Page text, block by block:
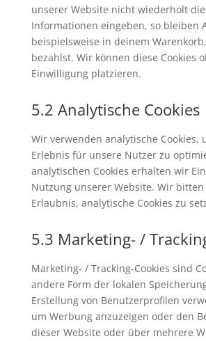
unserer Website nicht wiederholt
Informationen eingeben, so bleiben
beispielsweise in deinem
bezahlst. Wir können diese Cookies
Einwilligung platzieren.
5.2 Analytische Cookies
Wir verwenden analytische Cookies,
Erlebnis für unsere Nutzer zu
analytischen Cookies erhalten wir
Nutzung unserer Website. Wir
Erlaubnis, analytische Cookies zu
5.3 Marketing- /
Marketing- / Tracking-Cookies sind
andere Form der lokalen
Erstellung von Benutzerprofilen
um Werbung anzuzeigen oder den
dieser Website oder über mehrere